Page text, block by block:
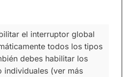
el interruptor global
todos los tipos
debes habilitar los
individuales (ver más